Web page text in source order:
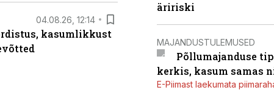
04.08.26, 12:14
kasumlikkust
äririski
MAJANDUSTULEMUSED
Põllumajanduse
kerkis, kasum samas
E-Piimast laekumata